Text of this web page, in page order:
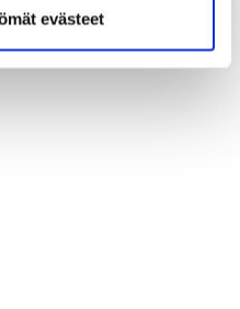
evästeet